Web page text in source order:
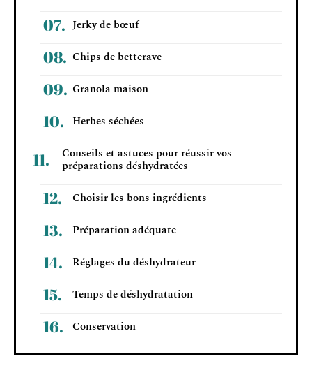
Jerky de bœuf
Chips de betterave
Granola maison
Herbes séchées
Conseils et astuces pour réussir vos
préparations déshydratées
Choisir les bons ingrédients
Préparation adéquate
Réglages du déshydrateur
Temps de déshydratation
Conservation